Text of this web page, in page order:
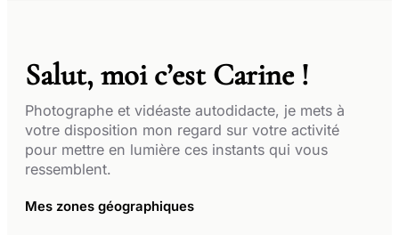
Salut, moi c’est Carine !
Photographe et vidéaste autodidacte, je mets à
votre disposition mon regard sur votre activité
pour mettre en lumière ces instants qui vous
ressemblent.
Mes zones géographiques